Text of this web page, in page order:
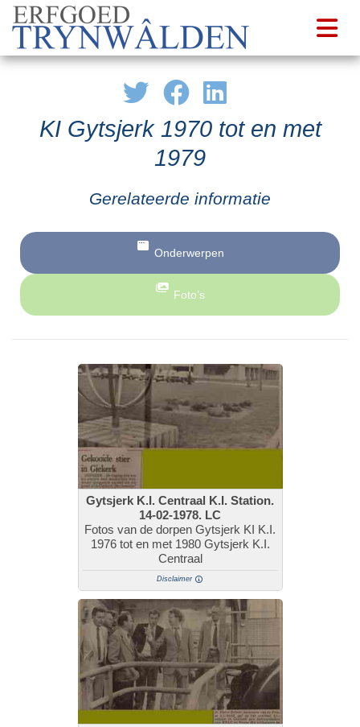
KI Gytsjerk 1970 tot en met
1979
Gerelateerde informatie
Onderwerpen
Foto’s
Gytsjerk K.I. Centraal K.I. Station.
14-02-1978. LC
Fotos van de dorpen Gytsjerk KI K.I.
1976 tot en met 1980 Gytsjerk K.I.
Centraal
Disclaimer